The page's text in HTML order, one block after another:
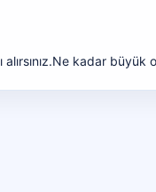
kadar büyük